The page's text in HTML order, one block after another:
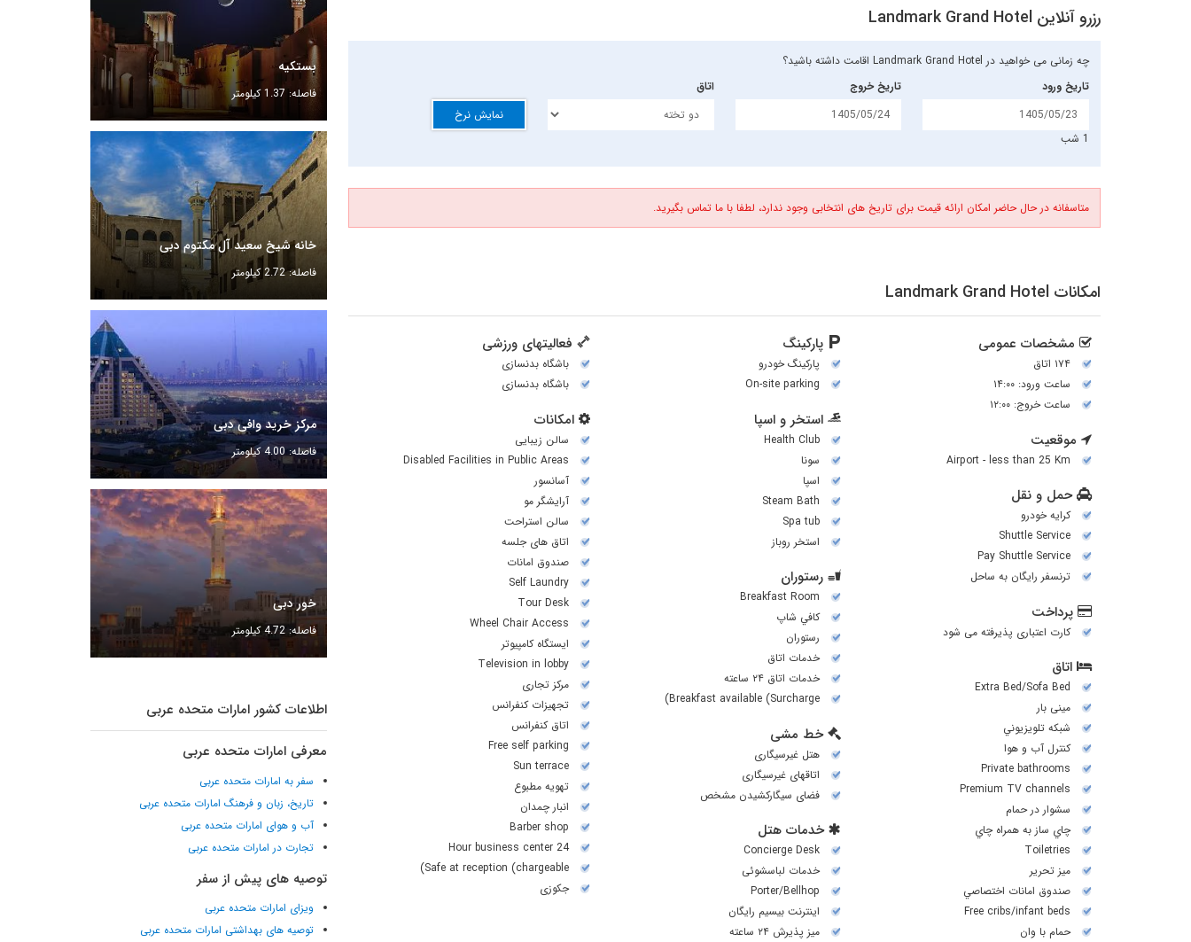
رزرو آنلاین Landmark Grand Hotel
چه زمانی می خواهید در Landmark Grand Hotel اقامت داشته باشید؟
تاریخ ورود
1 شب
تاریخ خروج
اتاق
نمایش نرخ
متاسفانه در حال حاضر امکان ارائه قیمت برای تاریخ های انتخابی وجود ندارد، لطفا با ما تماس بگیرید.
امکانات Landmark Grand Hotel
مشخصات عمومی
۱۷۴ اتاق
ساعت ورود: ۱۴:۰۰
ساعت خروج: ۱۲:۰۰
موقعیت
Airport - less than 25 Km
حمل و نقل
کرایه خودرو
Shuttle Service
Pay Shuttle Service
ترنسفر رایگان به ساحل
پرداخت
کارت اعتباری پذیرفته می شود
اتاق
Extra Bed/Sofa Bed
مینی بار
شبكه تلويزيوني
کنترل آب و هوا
Private bathrooms
Premium TV channels
سشوار در حمام
چاي ساز به همراه چاي
Toiletries
میز تحریر
صندوق امانات اختصاصي
Free cribs/infant beds
حمام با وان
پارکینگ
پارکینگ خودرو
On-site parking
استخر و اسپا
Health Club
سونا
اسپا
Steam Bath
Spa tub
استخر روباز
رستوران
Breakfast Room
کافي شاپ
رستوران
خدمات اتاق
خدمات اتاق ۲۴ ساعته
Breakfast available (Surcharge)
خط مشی
هتل غیرسیگاری
اتاقهای غیرسیگاری
فضای سیگارکشیدن مشخص
خدمات هتل
Concierge Desk
خدمات لباسشوئی
Porter/Bellhop
اینترنت بیسیم رایگان
میز پذیرش ۲۴ ساعته
فعالیتهای ورزشی
باشگاه بدنسازی
باشگاه بدنسازی
امکانات
سالن زیبایی
Disabled Facilities in Public Areas
آسانسور
آرایشگر مو
سالن استراحت
اتاق های جلسه
صندوق امانات
Self Laundry
Tour Desk
Wheel Chair Access
ایستگاه کامپیوتر
Television in lobby
مرکز تجاری
تجهیزات کنفرانس
اتاق کنفرانس
Free self parking
Sun terrace
تهويه مطبوع
انبار چمدان
Barber shop
24 Hour business center
Safe at reception (chargeable)
جکوزی
بستکیه
فاصله: 1.37 کیلومتر
خانه شیخ سعید آل مکتوم دبی
فاصله: 2.72 کیلومتر
مرکز خرید وافی دبی
فاصله: 4.00 کیلومتر
خور دبی
فاصله: 4.72 کیلومتر
اطلاعات کشور امارات متحده عربی
معرفی امارات متحده عربی
سفر به امارات متحده عربی
تاریخ، زبان و فرهنگ امارات متحده عربی
آب و هوای امارات متحده عربی
تجارت در امارات متحده عربی
توصیه های پیش از سفر
ویزای امارات متحده عربی
توصیه های بهداشتی امارات متحده عربی